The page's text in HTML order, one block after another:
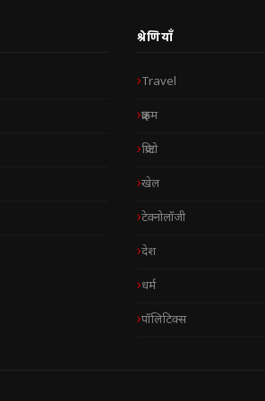
श्रेणियाँ
Travel
क्राइम
क्रिप्टो
खेल
टेक्नोलॉजी
देश
धर्म
पॉलिटिक्स